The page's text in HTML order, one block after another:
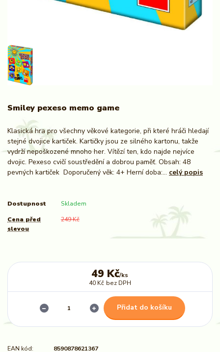
Smiley pexeso memo game
Klasická hra pro všechny věkové kategorie, při které hráči hledají
stejné dvojice kartiček. Kartičky jsou ze silného kartonu, takže
vydrží nepoškozené mnoho her. Vítězí ten, kdo najde nejvíce
dvojic. Pexeso cvičí soustředění a dobrou paměť. Obsah: 48
pevných kartiček Doporučený věk: 4+ Herní doba:... celý popis
Dostupnost Skladem
Cena před
slevou
249 Kč
49 Kč/ks
40 Kč bez DPH
Přidat do košíku
EAN kód:
8590878621367